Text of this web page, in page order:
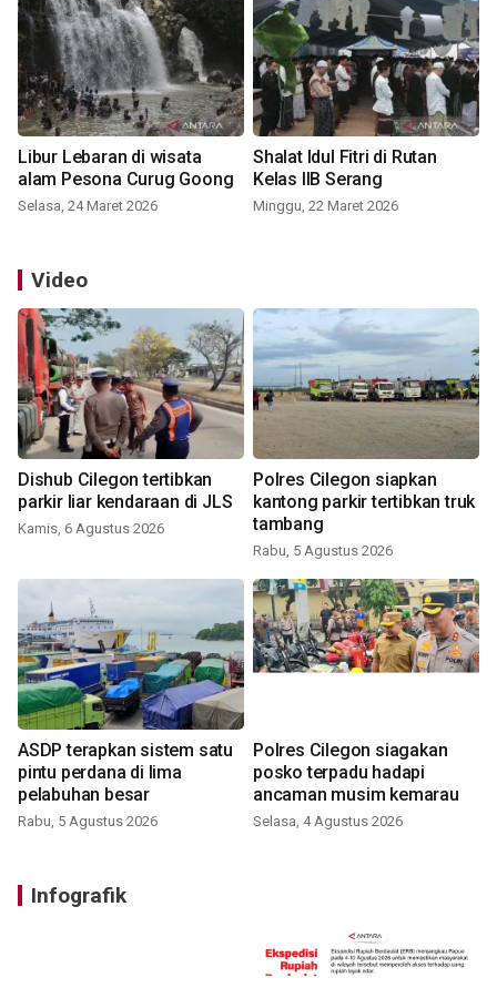
Libur Lebaran di wisata
alam Pesona Curug Goong
Selasa, 24 Maret 2026
Shalat Idul Fitri di Rutan
Kelas IIB Serang
Minggu, 22 Maret 2026
Video
Dishub Cilegon tertibkan
parkir liar kendaraan di JLS
Kamis, 6 Agustus 2026
Polres Cilegon siapkan
kantong parkir tertibkan truk
tambang
Rabu, 5 Agustus 2026
ASDP terapkan sistem satu
pintu perdana di lima
pelabuhan besar
Rabu, 5 Agustus 2026
Polres Cilegon siagakan
posko terpadu hadapi
ancaman musim kemarau
Selasa, 4 Agustus 2026
Infografik